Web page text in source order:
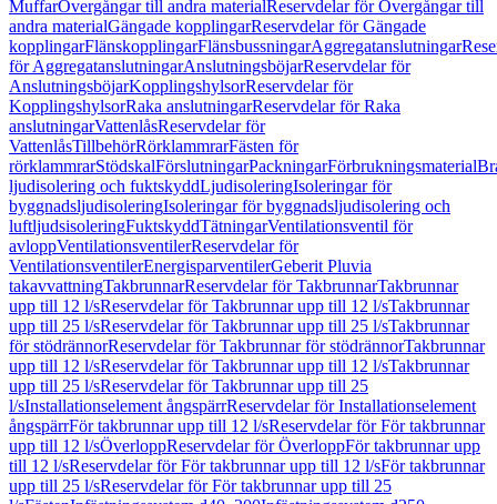
MuffarÖvergångar till andra materialReservdelar för Övergångar till
andra materialGängade kopplingarReservdelar för Gängade
kopplingarFlänskopplingarFlänsbussningarAggregatanslutningar
för AggregatanslutningarAnslutningsböjarReservdelar för
AnslutningsböjarKopplingshylsorReservdelar för
KopplingshylsorRaka anslutningarReservdelar för Raka
anslutningarVattenlåsReservdelar för
VattenlåsTillbehörRörklammrarFästen för
rörklammrarStödskalFörslutningarPackningarFörbrukningsmaterial
ljudisolering och fuktskyddLjudisoleringIsoleringar för
byggnadsljudisoleringIsoleringar för byggnadsljudisolering och
luftljudsisoleringFuktskyddTätningarVentilationsventil för
avloppVentilationsventilerReservdelar för
VentilationsventilerEnergisparventilerGeberit Pluvia
takavvattningTakbrunnarReservdelar för TakbrunnarTakbrunnar
upp till 12 l/sReservdelar för Takbrunnar upp till 12 l/sTakbrunnar
upp till 25 l/sReservdelar för Takbrunnar upp till 25 l/sTakbrunnar
för stödrännorReservdelar för Takbrunnar för stödrännorTakbrunnar
upp till 12 l/sReservdelar för Takbrunnar upp till 12 l/sTakbrunnar
upp till 25 l/sReservdelar för Takbrunnar upp till 25
l/sInstallationselement ångspärrReservdelar för Installationselement
ångspärrFör takbrunnar upp till 12 l/sReservdelar för För takbrunnar
upp till 12 l/sÖverloppReservdelar för ÖverloppFör takbrunnar upp
till 12 l/sReservdelar för För takbrunnar upp till 12 l/sFör takbrunnar
upp till 25 l/sReservdelar för För takbrunnar upp till 25